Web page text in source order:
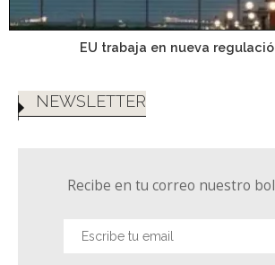
EU trabaja en nueva
NEWSLETTER
Recibe en tu correo nuestro